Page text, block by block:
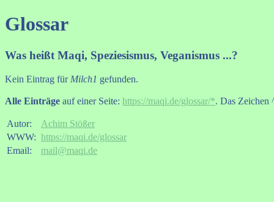
Glossar
Was heißt Maqi, Speziesismus, Veganismus ...?
Kein Eintrag für Milch1 gefunden.
Alle Einträge auf einer Seite: https://maqi.de/glossar/*. Das Zeichen
Autor:
Achim Stößer
WWW: https://maqi.de/glossar
Email:
mail@maqi.de